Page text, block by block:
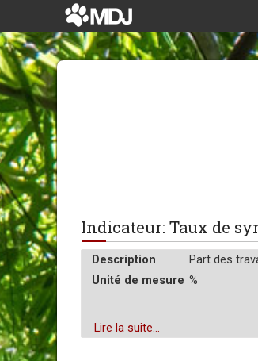
Indicateur: Taux de
Description
Part des
Unité de mesure %
Lire la suite...